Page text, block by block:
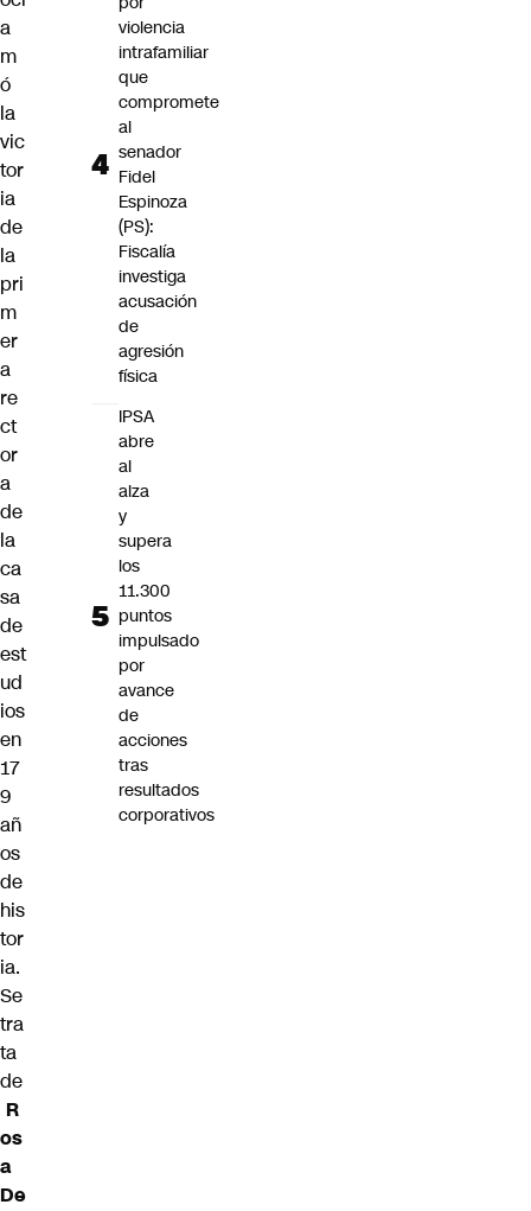
a
m
ó
la
vic
tor
ia
de
la
pri
m
er
a
re
ct
or
a
de
la
ca
sa
de
est
ud
ios
en
17
9
añ
os
de
his
tor
ia.
Se
tra
ta
de
R
os
a
De
violencia
intrafamiliar
que
compromete
al
senador
Fidel
Espinoza
(PS):
Fiscalía
investiga
acusación
de
agresión
física
IPSA
abre
al
alza
y
supera
los
11.300
puntos
impulsado
por
avance
de
acciones
tras
resultados
corporativos